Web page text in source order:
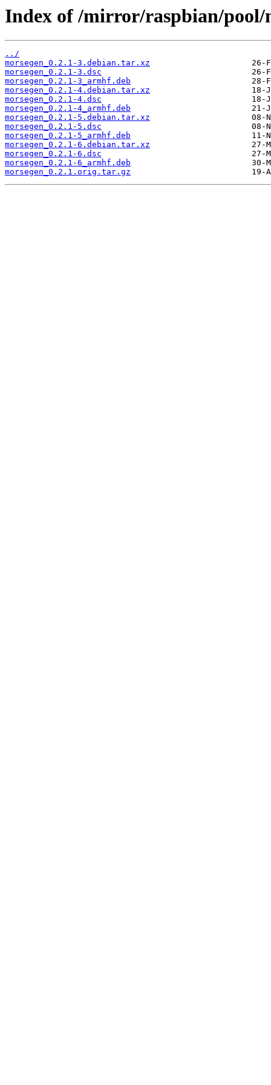
Index of /mirror/raspbian/pool/
../
morsegen_0.2.1-3.debian.tar.xz
morsegen_0.2.1-3.dsc
morsegen_0.2.1-3_armhf.deb
morsegen_0.2.1-4.debian.tar.xz
morsegen_0.2.1-4.dsc
morsegen_0.2.1-4_armhf.deb
morsegen_0.2.1-5.debian.tar.xz
morsegen_0.2.1-5.dsc
morsegen_0.2.1-5_armhf.deb
morsegen_0.2.1-6.debian.tar.xz
morsegen_0.2.1-6.dsc
morsegen_0.2.1-6_armhf.deb
morsegen_0.2.1.orig.tar.gz